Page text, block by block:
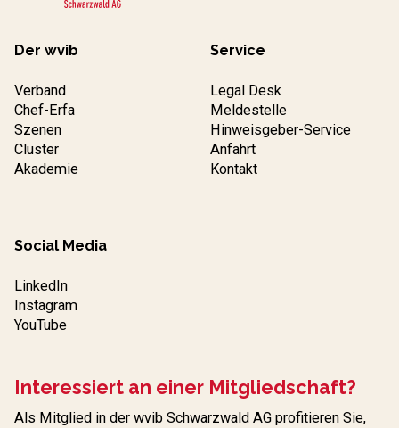
Der wvib
Verband
Chef-Erfa
Szenen
Cluster
Akademie
Service
Legal Desk
Meldestelle
Hinweisgeber-Service
Anfahrt
Kontakt
Social Media
LinkedIn
Instagram
YouTube
Interessiert an einer Mitgliedschaft?
Als Mitglied in der wvib Schwarzwald AG profitieren Sie,